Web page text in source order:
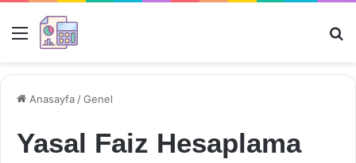
Menü
Anasayfa /Genel
Yasal Faiz Hesaplama